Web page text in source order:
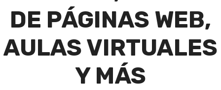
DE PÁGINAS WEB,
AULAS VIRTUALES
Y MÁS